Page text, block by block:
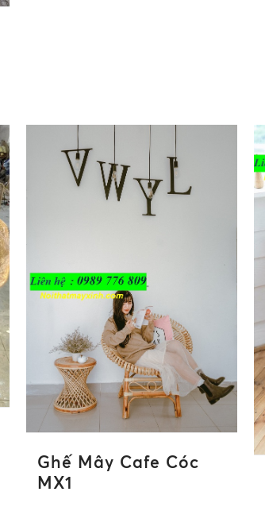
Ghế Mây Cafe Cóc
MX1